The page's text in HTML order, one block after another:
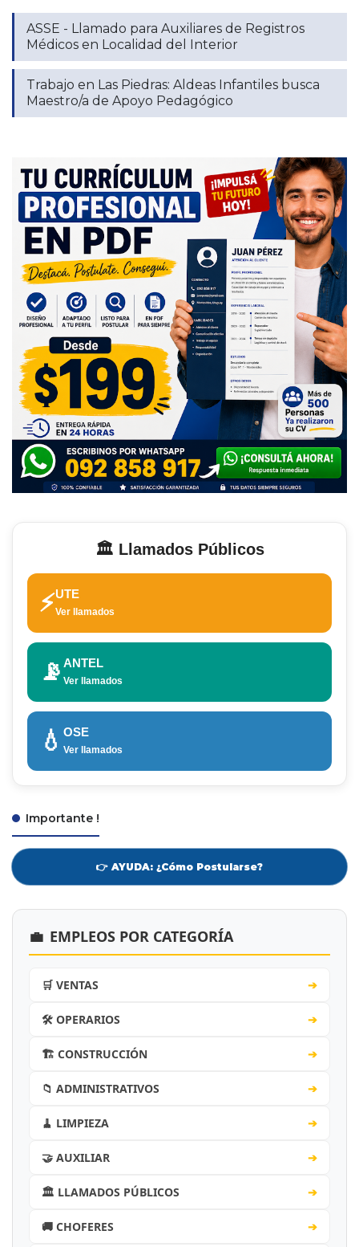
ASSE - Llamado para Auxiliares de Registros
Médicos en Localidad del Interior
Trabajo en Las Piedras: Aldeas Infantiles busca
Maestro/a de Apoyo Pedagógico
🏛️ Llamados Públicos
⚡UTE
Ver llamados
📡 ANTEL
Ver llamados
💧 OSE
Ver llamados
Importante !
👉 AYUDA: ¿Cómo Postularse?
💼 EMPLEOS POR CATEGORÍA
🛒 VENTAS ➔
🛠️ OPERARIOS ➔
🏗️ CONSTRUCCIÓN ➔
📁 ADMINISTRATIVOS ➔
🧹 LIMPIEZA ➔
🤝 AUXILIAR ➔
🏛️ LLAMADOS PÚBLICOS ➔
🚚 CHOFERES ➔